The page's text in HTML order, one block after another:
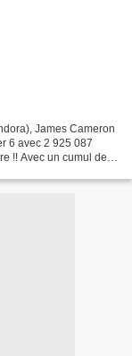
James Cameron
6 avec 2 925 087
!! Avec un cumul de 5